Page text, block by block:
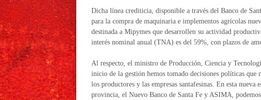
Dicha línea crediticia, disponible a través del Banco de
para la compra de maquinaria e implementos agrícolas
destinada a Mipymes que desarrollen su actividad
interés nominal anual (TNA) es del 59%, con plazos de
Al respecto, el ministro de Producción, Ciencia y
inicio de la gestión hemos tomado decisiones políticas que
los productores y las empresas santafesinas. En esta
provincia, el Nuevo Banco de Santa Fe y ASIMA,